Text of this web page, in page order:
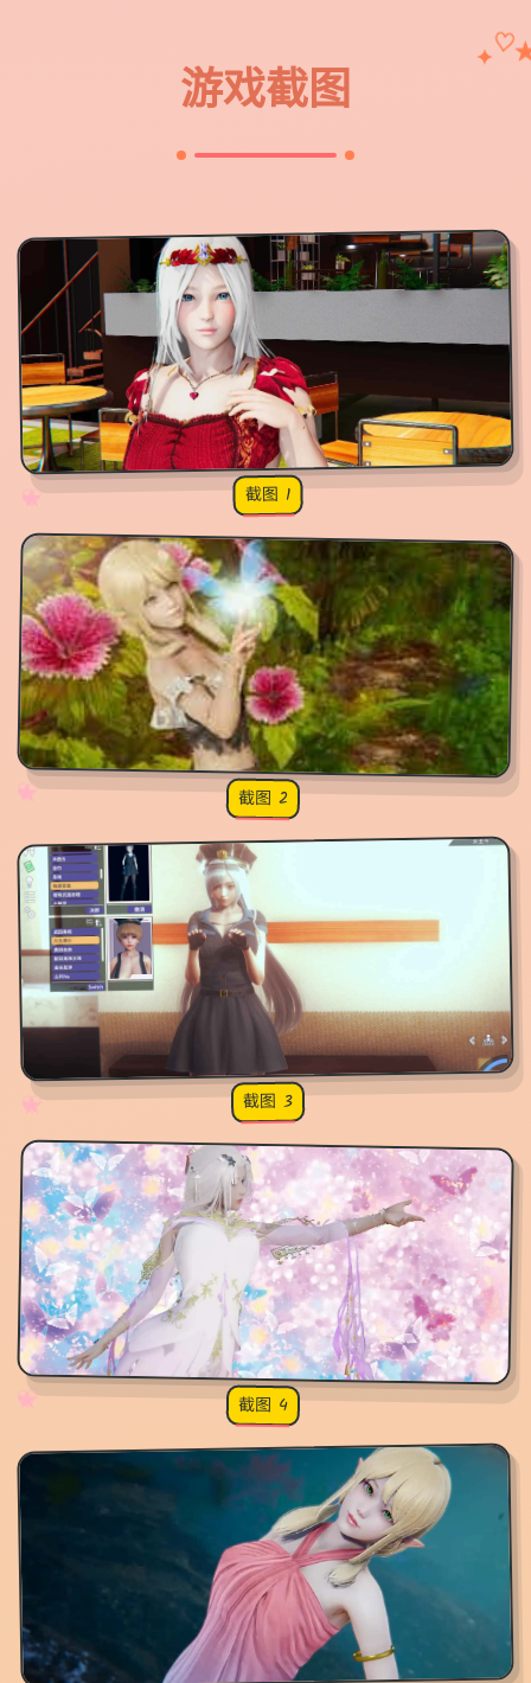
游戏截图
✦♡
✧♡★ 截图 1
✧♡
★ 截图 2
✧
♡
★
♥ 截图 3
✧
♡
★
♥ 截图 4